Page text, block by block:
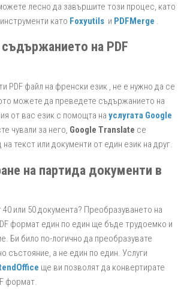
лесно да завършите този процес, като
като Foxyutils и PDFMerge .
на PDF
PDF файл на френски език , не е нужно да се
можете да преведете съдържанието на
от вас език с помощта на услугата Google
чували за него, Google Translate се
текст или документи от един език на друг.
на партида документи в
или 50 документа? Преобразуването на
формат един по един ще бъде трудоемко и
Би било по-логично да преобразувате
състояние, а не един по един. Услуги
ще ви позволят да конвертирате
формат.